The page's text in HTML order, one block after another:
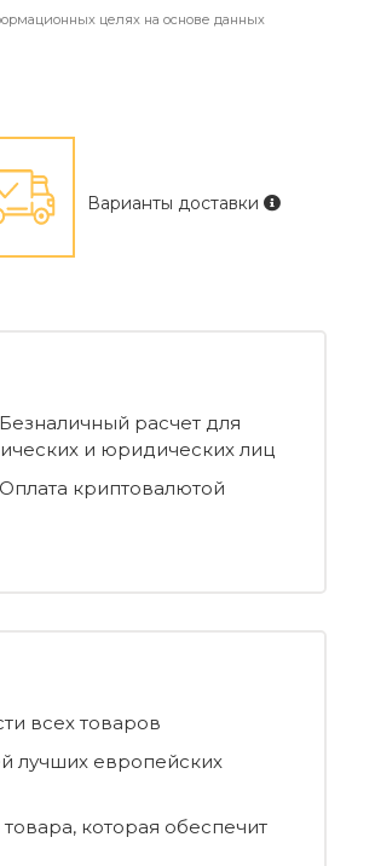
целях на основе данных
Варианты доставки
Безналичный расчет для
и юридических лиц
Оплата криптовалютой
всех товаров
лучших европейских
которая обеспечит